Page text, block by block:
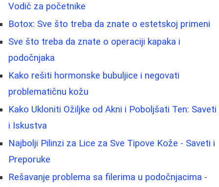
Vodič za početnike
Botox: Sve što treba da znate o estetskoj primeni
Sve što treba da znate o operaciji kapaka i
podočnjaka
Kako rešiti hormonske bubuljice i negovati
problematičnu kožu
Kako Ukloniti Ožiljke od Akni i Poboljšati Ten: Saveti
i Iskustva
Najbolji Pilinzi za Lice za Sve Tipove Kože - Saveti i
Preporuke
Rešavanje problema sa filerima u podočnjacima -